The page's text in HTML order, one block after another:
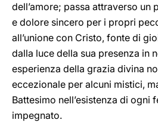
dell’amore; passa attraverso un
e dolore sincero per i propri
all’unione con Cristo, fonte di
dalla luce della sua presenza in
esperienza della grazia divina
eccezionale per alcuni mistici,
Battesimo nell’esistenza di ogni
impegnato.